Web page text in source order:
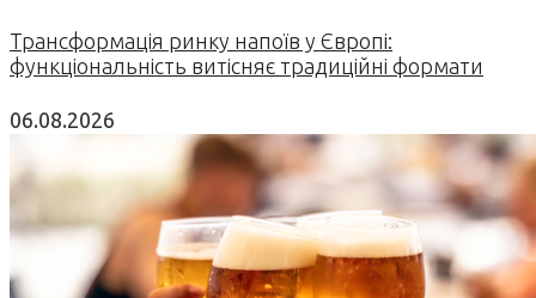
Трансформація ринку напоїв у Європі:
функціональність витісняє традиційні формати
06.08.2026